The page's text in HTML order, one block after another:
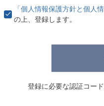
)
「個人情報保護方針と個人
の上、登録します。
登録に必要な認証コー